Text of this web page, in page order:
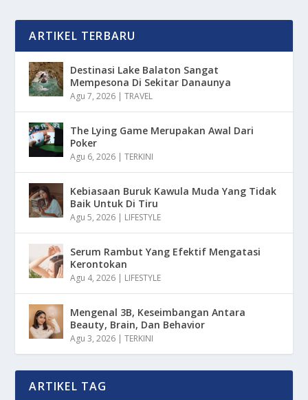
ARTIKEL TERBARU
Destinasi Lake Balaton Sangat
Mempesona Di Sekitar Danaunya
Agu 7, 2026 |TRAVEL
The Lying Game Merupakan Awal Dari
Poker
Agu 6, 2026 |TERKINI
Kebiasaan Buruk Kawula Muda Yang Tidak
Baik Untuk Di Tiru
Agu 5, 2026 | LIFESTYLE
Serum Rambut Yang Efektif Mengatasi
Kerontokan
Agu 4, 2026 | LIFESTYLE
Mengenal 3B, Keseimbangan Antara
Beauty, Brain, Dan Behavior
Agu 3, 2026 |TERKINI
ARTIKEL TAG